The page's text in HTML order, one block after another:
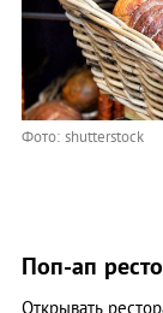
Фото: shutterstock
Поп-ап
Открывать